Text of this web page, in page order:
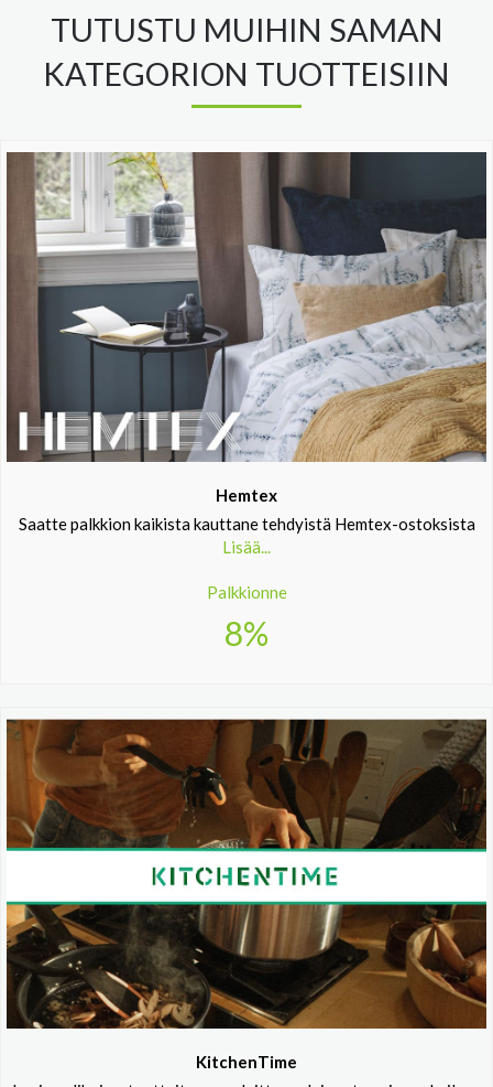
TUTUSTU MUIHIN SAMAN
KATEGORION TUOTTEISIIN
Hemtex
Saatte palkkion kaikista kauttane tehdyistä Hemtex-ostoksista
Lisää...
Palkkionne
8%
KitchenTime